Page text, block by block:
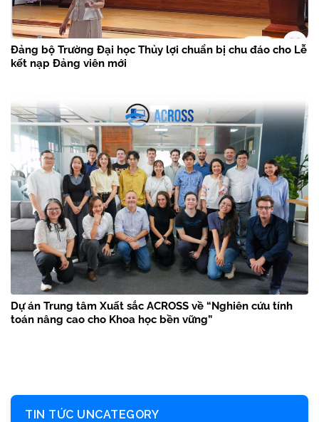
Đảng bộ Trường Đại học Thủy lợi chuẩn bị chu đáo cho Lễ
kết nạp Đảng viên mới
Dự án Trung tâm Xuất sắc ACROSS về “Nghiên cứu tính
toán nâng cao cho Khoa học bền vững”
TIN TỨC UNCATEGORY